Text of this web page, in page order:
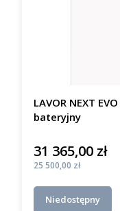
LAVOR NEXT
bateryjny
Cena
31 365,00 zł
Cena
25 500,00 zł
Niedostępny